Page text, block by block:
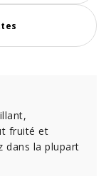
fruité et
dans la plupart